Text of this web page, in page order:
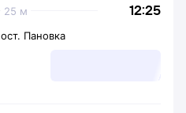
12:25
25 м
ост. Пановка